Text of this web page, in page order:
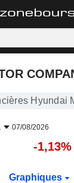
Hyundai
07/08/2026
-1,13%
Graphiques